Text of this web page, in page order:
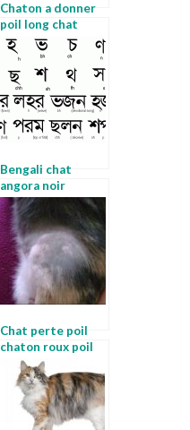
Chaton a donner
poil long chat
persan noir
Bengali chat
angora noir
Chat perte poil
chaton roux poil
long